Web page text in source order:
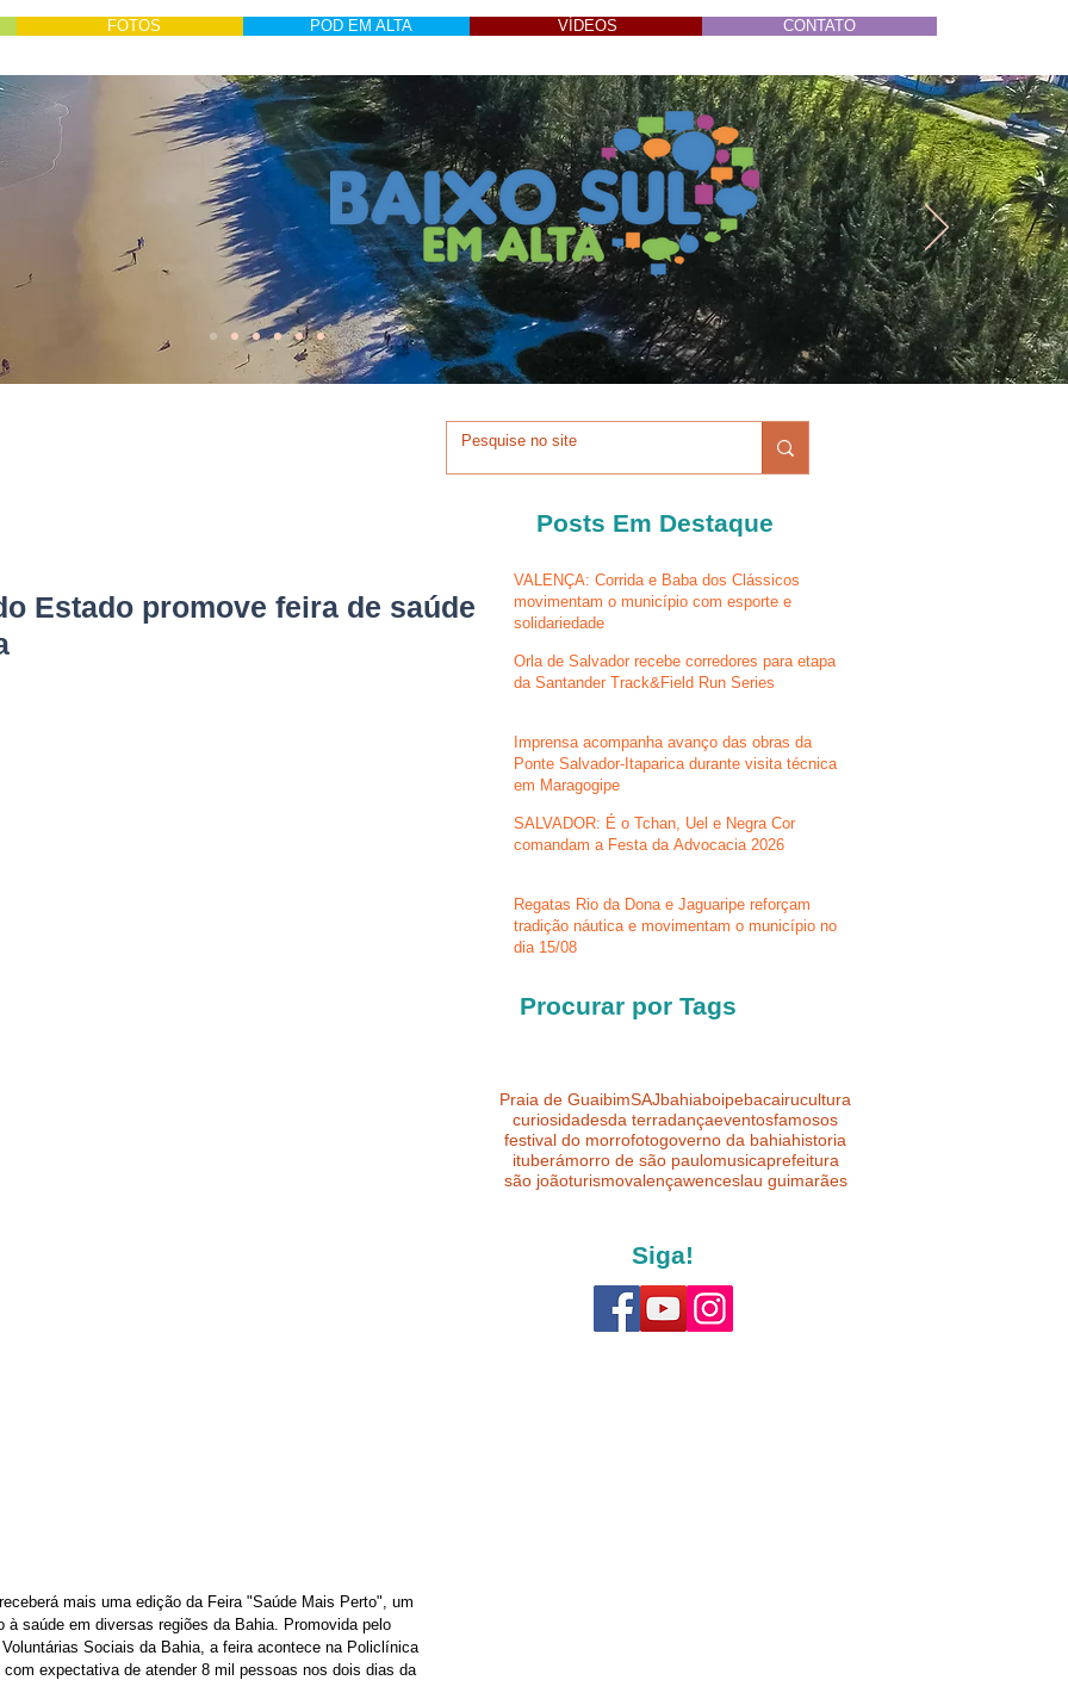
FOTOS POD EM ALTA VÍDEOS CONTATO
Estado promove feira de saúde
mais uma edição da Feira "Saúde Mais Perto", um
saúde em diversas regiões da Bahia. Promovida pelo
Sociais da Bahia, a feira acontece na Policlínica
expectativa de atender 8 mil pessoas nos dois dias da
Posts Em Destaque
VALENÇA: Corrida e Baba dos Clássicos
movimentam o município com esporte e
solidariedade
Orla de Salvador recebe corredores para etapa
da Santander Track&Field Run Series
Imprensa acompanha avanço das obras da
Ponte Salvador-Itaparica durante visita técnica
em Maragogipe
SALVADOR: É o Tchan, Uel e Negra Cor
comandam a Festa da Advocacia 2026
Regatas Rio da Dona e Jaguaripe reforçam
tradição náutica e movimentam o município no
dia 15/08
Procurar por Tags
Praia de GuaibimSAJbahiaboipebacairucultura
curiosidadesda terradançaeventosfamosos
festival do morrofotogoverno da bahiahistoria
ituberámorro de são paulomusicaprefeitura
são joãoturismovalençawenceslau guimarães
Siga!